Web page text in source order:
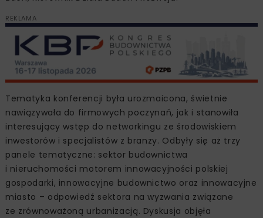
REKLAMA
Tematyka konferencji była urozmaicona, świetnie
nawiązywała do firmowych poczynań, jak i stanowiła
interesujący wstęp do networkingu ze środowiskiem
inwestorów i specjalistów z branży. Odbyły się aż trzy
panele tematyczne: sektor budownictwa
i nieruchomości motorem innowacyjności polskiej
gospodarki, innowacyjne budownictwo oraz innowacyjne
miasto – odpowiedź sektora na wyzwania związane
ze zrównoważoną urbanizacją. Dyskusja objęła